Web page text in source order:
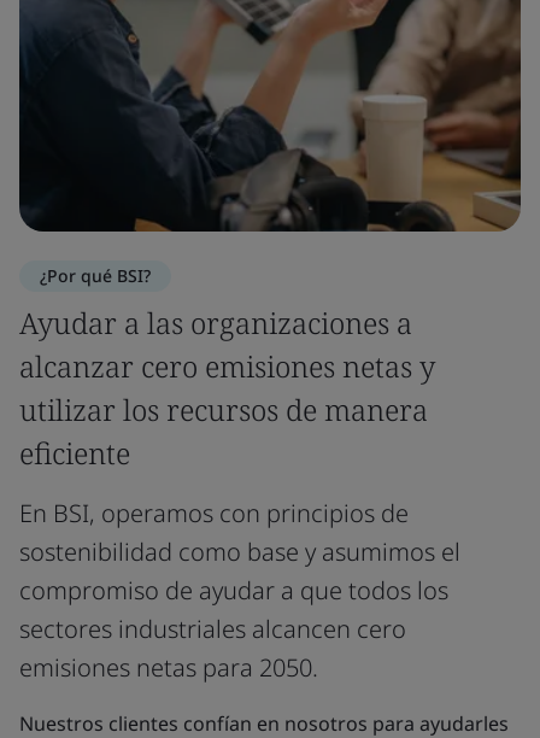
¿Por qué BSI?
Ayudar a las organizaciones a
alcanzar cero emisiones netas y
utilizar los recursos de manera
eficiente
En BSI, operamos con principios de
sostenibilidad como base y asumimos el
compromiso de ayudar a que todos los
sectores industriales alcancen cero
emisiones netas para 2050.
Nuestros clientes confían en nosotros para ayudarles